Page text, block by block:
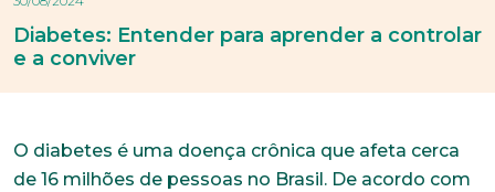
Diabetes: Entender para aprender a controlar
e a conviver
O diabetes é uma doença crônica que afeta cerca
de 16 milhões de pessoas no Brasil. De acordo com